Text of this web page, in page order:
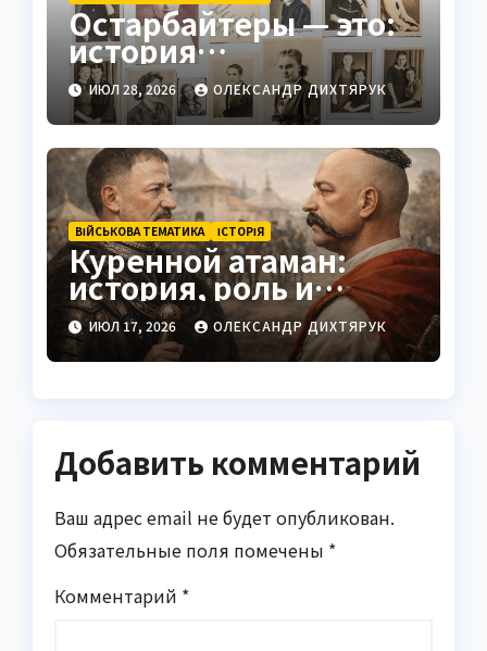
Остарбайтеры — это:
история
принудительного
труда украинцев
ИЮЛ 28, 2026 ОЛЕКСАНДР ДИХТЯРУК
ВІЙСЬКОВА ТЕМАТИКА ІСТОРІЯ
Куренной атаман:
история, роль и
значение
ИЮЛ 17, 2026 ОЛЕКСАНДР ДИХТЯРУК
Добавить комментарий
Ваш адрес email не будет опубликован.
Обязательные поля помечены *
Комментарий *